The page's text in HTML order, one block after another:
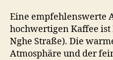
Eine empfehlenswerte
hochwertigen Kaffee ist
Nghe Straße). Die
Atmosphäre und der